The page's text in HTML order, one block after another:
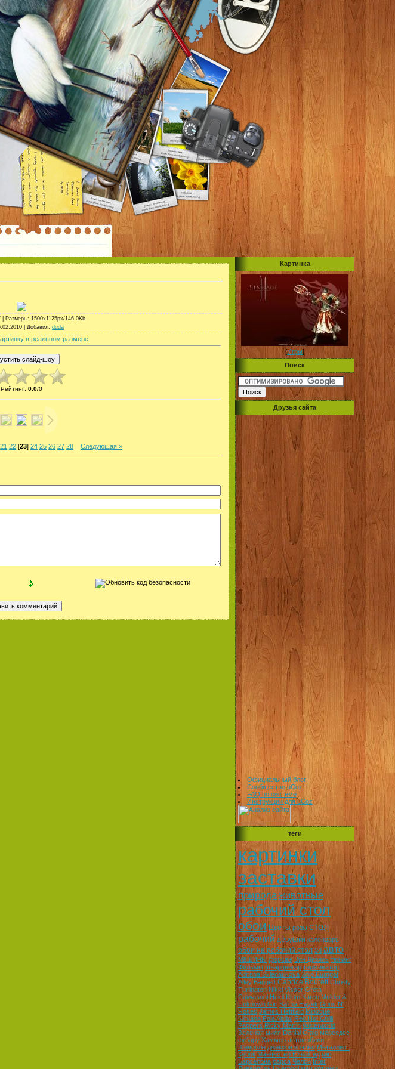
| Размеры: 1500x1125px/146.0Kb
| Добавил: duda
в реальном размере
Рейтинг: 0.0/0
21 22 [23] 24 25 26 27 28 | Следующая »
Картинка
[Игры]
Поиск
Друзья сайта
Официальный блог
Сообщество uCoz
FAQ по системе
Инструкции для uCoz
теги
картинки
заставки
природаживотные
рабочий стол
обои Цветы розы стол
рабочий девушки календарь
обои на робочий стол 3d авто
машины форсаж Вин Дизель тюнинг
Фильмы шварцнегер терминатор
Adriana Sklenarikova Xojo Burngot
Alley Baggett Caprice Bourett Christy
Turlington Nikki Visser Greta
Caiwasoni Heidi Klum Karen Mulder &
Unknown Girl Salma Hayek Guns N'
Roses James Hettfield Minoque
Nirvana Pola Abdul Red Hot Chilli
Peppers Ricky Martin Waterworld
Зеленая миля Denial Craig мерседес
субару Хаммер автомобили
Шевроле джексон коэльо Металлист
Кубок Манчестер Юнайтед мю
Барселона барса Челси Inter